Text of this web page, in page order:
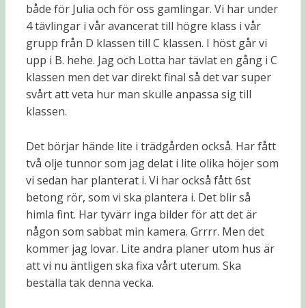
både för Julia och för oss gamlingar. Vi har under
4 tävlingar i vår avancerat till högre klass i vår
grupp från D klassen till C klassen. I höst går vi
upp i B. hehe. Jag och Lotta har tävlat en gång i C
klassen men det var direkt final så det var super
svårt att veta hur man skulle anpassa sig till
klassen.
Det börjar hände lite i trädgården också. Har fått
två olje tunnor som jag delat i lite olika höjer som
vi sedan har planterat i. Vi har också fått 6st
betong rör, som vi ska plantera i. Det blir så
himla fint. Har tyvärr inga bilder för att det är
någon som sabbat min kamera. Grrrr. Men det
kommer jag lovar. Lite andra planer utom hus är
att vi nu äntligen ska fixa vårt uterum. Ska
beställa tak denna vecka.